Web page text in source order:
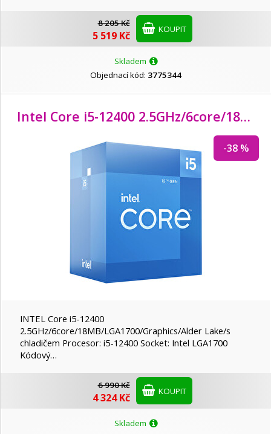
8 205 Kč
5 519 Kč KOUPIT
Skladem
Objednací kód: 3775344
Intel Core i5-12400 2.5GHz/6core/18MB/
-38 %
INTEL Core i5-12400
2.5GHz/6core/18MB/LGA1700/Graphics/Alder Lake/s
chladičem Procesor: i5-12400 Socket: Intel LGA1700
Kódový…
6 990 Kč
4 324 Kč KOUPIT
Skladem